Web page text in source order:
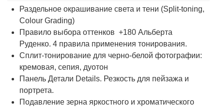
Раздельное окрашивание света и тени (Split-toning,
Colour Grading)
Правило выбора оттенков +180 Альберта
Руденко. 4 правила применения тонирования.
Сплит-тонирование для черно-белой фотографии:
кремовая, сепия, дуотон
Панель Детали Details. Резкость для пейзажа и
портрета.
Подавление зерна яркостного и хроматического